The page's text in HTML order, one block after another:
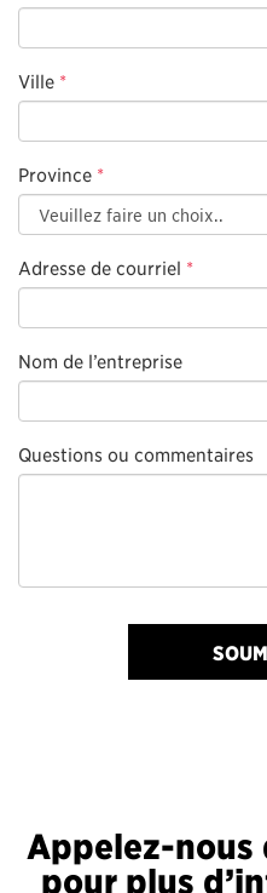
Ville *
Province *
Adresse de courriel *
Nom de l’entreprise
Questions ou commentaires
Appelez-nous
pour plus